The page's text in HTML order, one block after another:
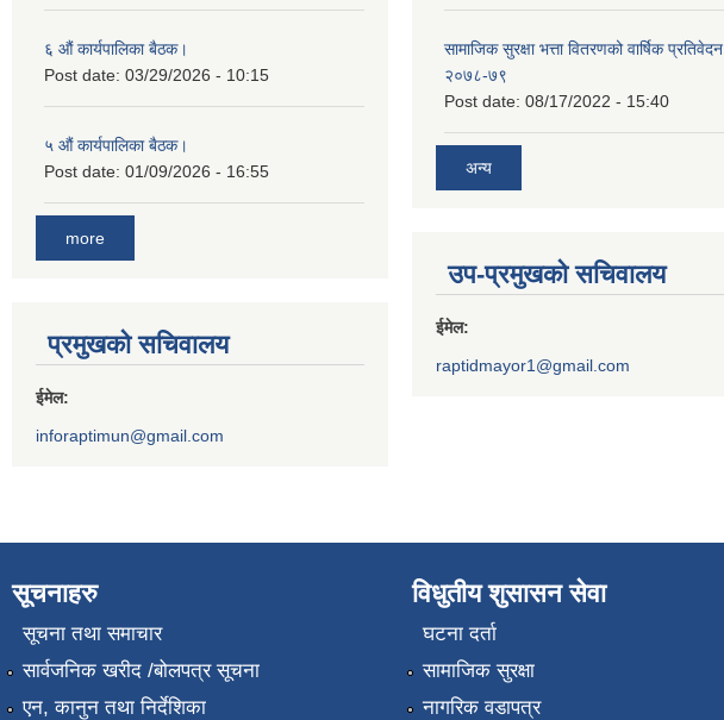
६ औं कार्यपालिका बैठक।
Post date: 03/29/2026 - 10:15
५ औं कार्यपालिका बैठक।
Post date: 01/09/2026 - 16:55
more
प्रमुखको सचिवालय
ईमेल:
inforaptimun@gmail.com
सामाजिक सुरक्षा भत्ता वितरणको वार्षिक प्रतिवेदन
२०७८-७९
Post date: 08/17/2022 - 15:40
अन्य
उप-प्रमुखको सचिवालय
ईमेल:
raptidmayor1@gmail.com
सूचनाहरु
सूचना तथा समाचार
सार्वजनिक खरीद /बोलपत्र सूचना
एन, कानुन तथा निर्देशिका
विधुतीय शुसासन सेवा
घटना दर्ता
सामाजिक सुरक्षा
नागरिक वडापत्र